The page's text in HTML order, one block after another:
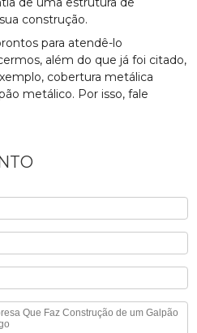
construção.
para atendê-lo
além do que já foi citado,
cobertura metálica
metálico. Por isso, fale